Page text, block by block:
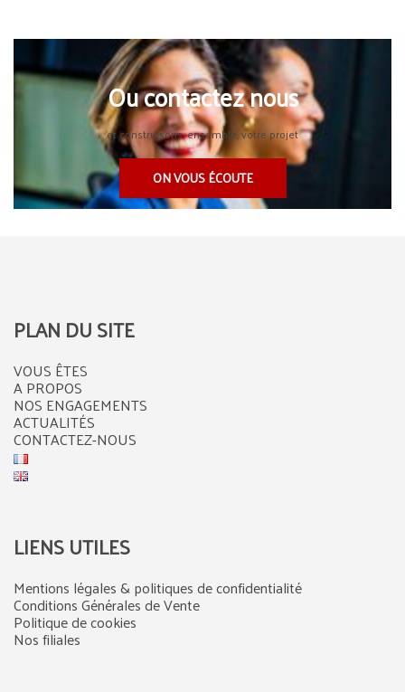
Ou contactez nous
et construisons, ensemble, votre projet
ON VOUS ÉCOUTE
PLAN DU SITE
VOUS ÊTES
A PROPOS
NOS ENGAGEMENTS
ACTUALITÉS
CONTACTEZ-NOUS
LIENS UTILES
Mentions légales & politiques de confidentialité
Conditions Générales de Vente
Politique de cookies
Nos filiales